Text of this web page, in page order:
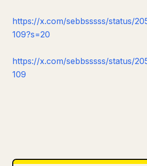
https://x.com/sebbsssss/status/
109?s=20
https://x.com/sebbsssss/status/
109